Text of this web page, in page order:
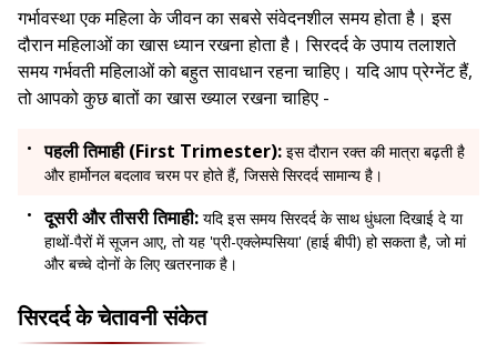
गर्भावस्था एक महिला के जीवन का सबसे संवेदनशील समय होता है। इस
दौरान महिलाओं का खास ध्यान रखना होता है। सिरदर्द के उपाय तलाशते
समय गर्भवती महिलाओं को बहुत सावधान रहना चाहिए। यदि आप प्रेग्नेंट हैं,
तो आपको कुछ बातों का खास ख्याल रखना चाहिए -
पहली तिमाही (First Trimester): इस दौरान रक्त की मात्रा बढ़ती है
और हार्मोनल बदलाव चरम पर होते हैं, जिससे सिरदर्द सामान्य है।
दूसरी और तीसरी तिमाही: यदि इस समय सिरदर्द के साथ धुंधला दिखाई दे या
हाथों-पैरों में सूजन आए, तो यह 'प्री-एक्लेम्पसिया' (हाई बीपी) हो सकता है, जो मां
और बच्चे दोनों के लिए खतरनाक है।
सिरदर्द के चेतावनी संकेत